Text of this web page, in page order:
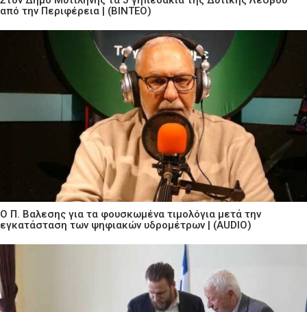
από την Περιφέρεια | (ΒΙΝΤΕΟ)
Ο Π. Βαλεσης για τα φουσκωμένα τιμολόγια μετά την
εγκατάσταση των ψηφιακών υδρομέτρων | (AUDIO)